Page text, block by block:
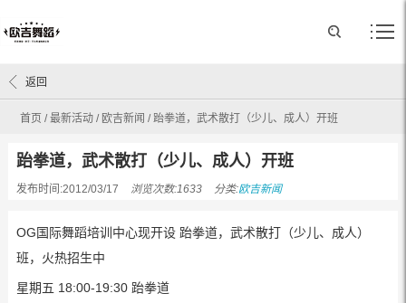
首页 /最新活动 / 欧吉新闻 /跆拳道，武术散打（少儿、成人）开班
返回
跆拳道，武术散打（少儿、成人）开班
发布时间:2012/03/17 浏览次数:1633 分类:欧吉新闻
OG国际舞蹈培训中心现开设 跆拳道，武术散打（少儿、成人）
班，火热招生中
星期五 18:00-19:30 跆拳道